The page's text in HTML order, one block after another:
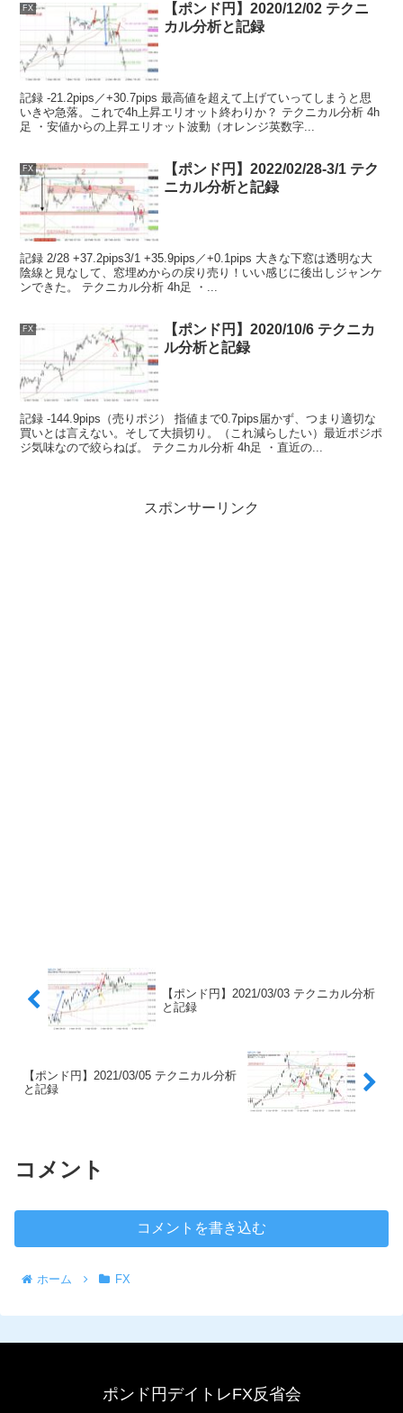
FX
【ポンド円】2020/12/02 テクニ
カル分析と記録
記録 -21.2pips／+30.7pips 最高値を超えて上げていってしまうと思
いきや急落。これで4h上昇エリオット終わりか？ テクニカル分析 4h
足 ・安値からの上昇エリオット波動（オレンジ英数字...
FX
【ポンド円】2022/02/28-3/1 テク
ニカル分析と記録
記録 2/28 +37.2pips3/1 +35.9pips／+0.1pips 大きな下窓は透明な大
陰線と見なして、窓埋めからの戻り売り！いい感じに後出しジャンケ
ンできた。 テクニカル分析 4h足 ・...
FX
【ポンド円】2020/10/6 テクニカ
ル分析と記録
記録 -144.9pips（売りポジ） 指値まで0.7pips届かず、つまり適切な
買いとは言えない。そして大損切り。（これ減らしたい）最近ポジポ
ジ気味なので絞らねば。 テクニカル分析 4h足 ・直近の...
スポンサーリンク
【ポンド円】2021/03/03 テクニカル分析
と記録
【ポンド円】2021/03/05 テクニカル分析
と記録
コメント
コメントを書き込む
ホーム FX
ポンド円デイトレFX反省会